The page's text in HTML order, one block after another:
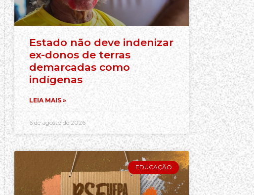
Estado não deve indenizar
ex-donos de terras
demarcadas como
indígenas
LEIA MAIS »
6 de agosto de 2026
EDUCAÇÃO